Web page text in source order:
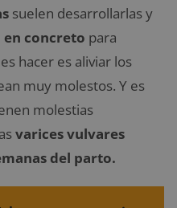
suelen desarrollarlas y
concreto para
hacer es aliviar los
muy molestos. Y es
molestias
varices vulvares
del parto.